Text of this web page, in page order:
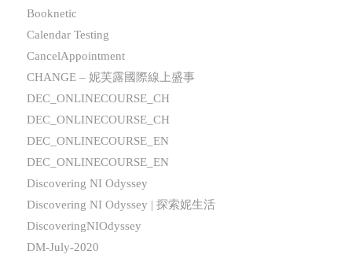
Booknetic
Calendar Testing
CancelAppointment
CHANGE – 妮芙露國際線上盛事
DEC_ONLINECOURSE_CH
DEC_ONLINECOURSE_CH
DEC_ONLINECOURSE_EN
DEC_ONLINECOURSE_EN
Discovering NI Odyssey
Discovering NI Odyssey | 探索妮生活
DiscoveringNIOdyssey
DM-July-2020